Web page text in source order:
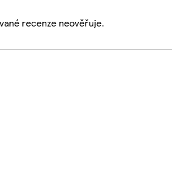
recenze neověřuje.